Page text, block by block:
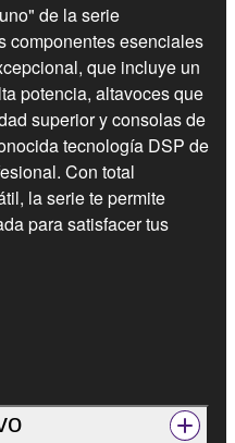
de la serie
componentes esenciales
que incluye un
potencia, altavoces que
superior y consolas de
tecnología DSP de
Con total
la serie te permite
para satisfacer tus